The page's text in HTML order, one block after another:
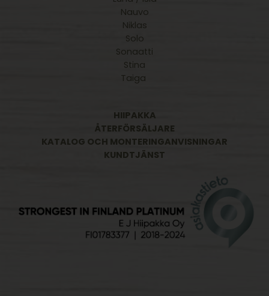
Nauvo
Niklas
Solo
Sonaatti
Stina
Taiga
HIIPAKKA
ÅTERFÖRSÄLJARE
KATALOG OCH MONTERINGANVISNINGAR
KUNDTJÄNST